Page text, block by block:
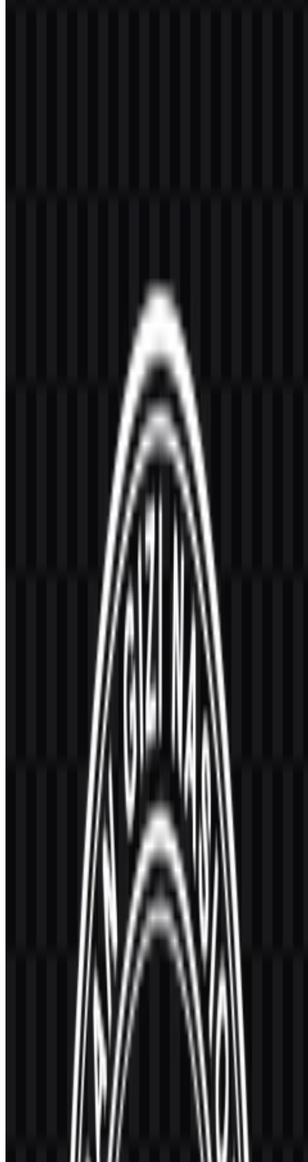
di Indonesia yang bertugas
melaksanakan dan mengoordinasikan pemenuhan gizi nasional.
Peraturan Presiden Nomor 83 Tahun 2024
BGN hadir sebagai badan khusus untuk memperkuat tata kelola
gizi, pelaksanaan program, serta sinkronisasi lintas sektor.
Berbeda dengan brand sektor swasta yang menekankan diferensiasi
pasar, identitas visual lembaga publik harus menyampaikan
kepercayaan publik, danorientasi layanan
lembaga yang berfokus pada gizi, dampaknya juga menyangkut
kualitas hidup lintas generasi: emblem dan sistem pendukungnya
perlu mudah dibaca di konteks desa maupun kota, dapat diskalakan
dari cap administrasi kecil hingga spanduk besar, serta konsisten saat
digunakan bersama instansi lain, sekolah, layanan kesehatan, dan
Dalam praktiknya, “brand” BGN adalah antarmuka sipil: membantu
masyarakat mengenali program resmi, membantu mitra
mengidentifikasi materi yang sah, dan membantu institusi menjaga
kejelasan komunikasi di lingkungan informasi yang kompleks. Saat
pengguna mencari aset seperti logo BGN
untuk kebutuhan
informasi atau dokumentasi, biasanya mereka membutuhkan
emblem resmi yang bisa dipasang pada presentasi, laporan, kop
surat, atau backdrop acara secara aman, rapi, dan dengan atribusi
Makna dan Sejarah Logo BGN
Karena BGN merupakan lembaga pemerintah yang dibentuk
melalui regulasi, identitas visualnya lebih tepat dipahami dalam
tradisi desain kenegaraan Indonesia. Tanda institusi pemerintah di
Indonesia sering menggunakan pendekatan emblem terstruktur,
bukan sekadar logotype tipografis bergaya korporat. Pendekatan ini
otoritas ,status resmi
, dan kesinambungan institusi,
sambil tetap memberi ruang bagi lembaga untuk menampilkan misi
Secara historis-desain, emblem resmi umumnya menekankan tiga
lapisan komunikasi:
Lapisan institusional: menandakan bahwa tanda tersebut
milik badan negara yang diakui dan harus diperlakukan
sebagai identitas resmi.
Lapisan programatik: mencerminkan mandat spesifik—
dalam konteks ini, gizi, capaian kesehatan publik, dan
kesejahteraan nasional.
Lapisan operasional
: memastikan simbol berfungsi di
penggunaan nyata, termasuk cetak resolusi rendah, cap
monokrom, dan tampilan digital ukuran kecil.
Jika tersedia, pengguna sering mencari file
BGN PNG
penempatan cepat di dokumen (terutama saat membutuhkan Tanpa
Background/Latar Belakang Transparan), sementara desainer dan
admin biasanya memilih asetBGN SVG agar tepi tetap tajam dalam
format Vector untuk signage dan kebutuhan cetak ukuran besar.
Dalam kedua kasus, tujuannya sama: menjaga integritas emblem
resmi dan menghindari distorsi yang dapat menurunkan keterbacaan
atau memicu isu kepatuhan.
Dari sudut pandang semiotika, institusi yang berfokus pada gizi
sering memakai isyarat visual yang terkait denganpertumbuhan
keseimbangan, dan
. Isyarat ini dapat muncul
sebagai bentuk abstrak (menyiratkan perlindungan dan pengasuhan)
atau motif sederhana yang merujuk pada sistem pangan, kesehatan,
dan pembangunan. Bahkan ketika emblemenya bersifat heraldik
atau formal, misi dapat diperkuat lewat elemen pendukung seperti
tipografi yang jelas, jarak yang disiplin, dan sistem grafis yang
tertata—lebih terasa sebagai layanan publik daripada komersial.
Prinsip desain:
Untuk lembaga gizi publik, simbol
brand yang paling efektif menyeimbangkan otoritas